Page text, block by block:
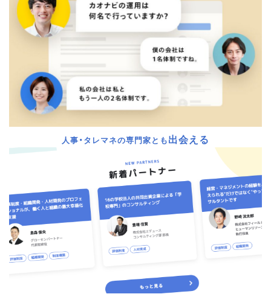
人事・タレマネの専門家とも出会える